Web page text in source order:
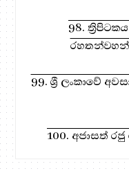
98.
99. ශ්‍රී ලංකාවේ
100. අජාසත්